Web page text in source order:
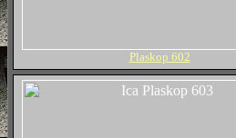
Plaskop 602